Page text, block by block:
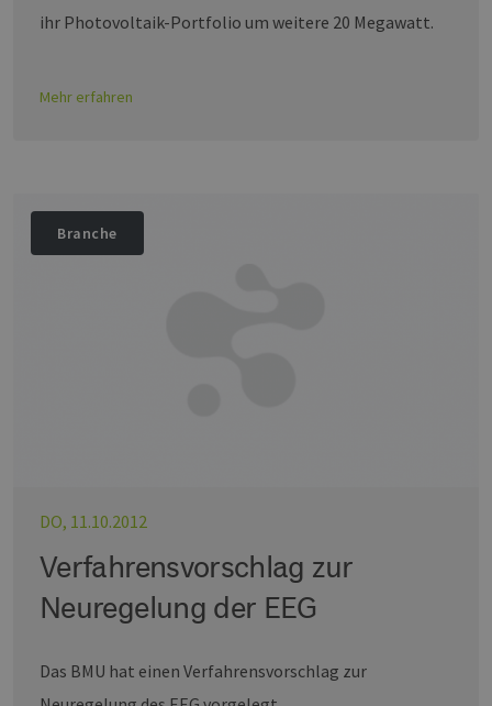
ihr Photovoltaik-Portfolio um weitere 20 Megawatt.
Mehr erfahren
Branche
DO, 11.10.2012
Verfahrensvorschlag zur
Neuregelung der EEG
Das BMU hat einen Verfahrensvorschlag zur